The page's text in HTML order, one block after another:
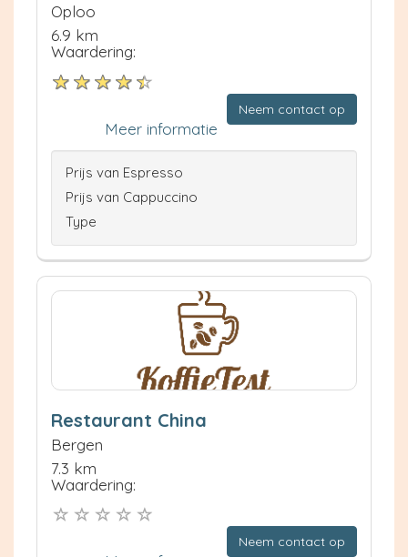
Oploo
6.9 km
Waardering:
Neem contact op
Meer informatie
Prijs van Espresso
Prijs van Cappuccino
Type
Restaurant China
Bergen
7.3 km
Waardering:
Neem contact op